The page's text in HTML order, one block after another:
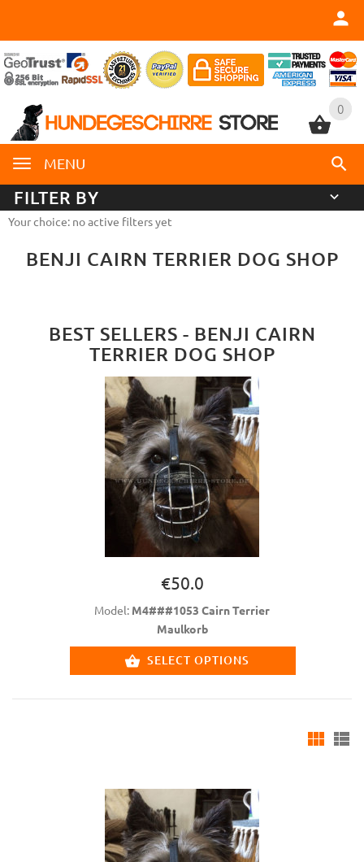
0
MENU
0
FILTER BY
Your choice: no active filters yet
BENJI CAIRN TERRIER DOG SHOP
BEST SELLERS - BENJI CAIRN
TERRIER DOG SHOP
€50.0
Model: M4###1053 Cairn Terrier
Maulkorb
SELECT OPTIONS